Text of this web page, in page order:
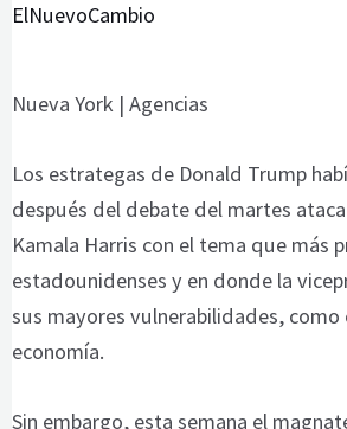
ElNuevoCambio
Nueva York | Agencias
Los estrategas de Donald Trump
después del debate del martes
Kamala Harris con el tema que más
estadounidenses y en donde la
sus mayores vulnerabilidades, como
economía.
Sin embargo, esta semana el